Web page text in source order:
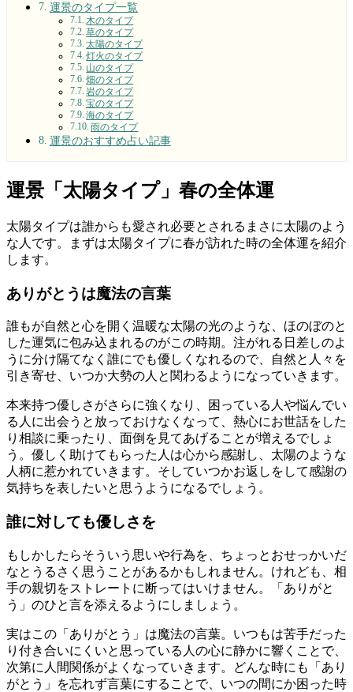
運景のタイプ一覧
木のタイプ
草のタイプ
太陽のタイプ
灯火のタイプ
山のタイプ
畑のタイプ
岩のタイプ
宝のタイプ
海のタイプ
雨のタイプ
運景のおすすめ占い記事
運景「太陽タイプ」春の全体運
太陽タイプは誰からも愛され必要とされるまさに太陽のよう
な人です。まずは太陽タイプに春が訪れた時の全体運を紹介
します。
ありがとうは魔法の言葉
誰もが自然と心を開く温暖な太陽の光のような、ほのぼのと
した運気に包み込まれるのがこの時期。注がれる日差しのよ
うに分け隔てなく誰にでも優しくなれるので、自然と人々を
引き寄せ、いつか大勢の人と関わるようになっていきます。
本来持つ優しさがさらに強くなり、困っている人や悩んでい
る人に出会うと放っておけなくなって、熱心にお世話をした
り相談に乗ったり、面倒を見てあげることが増えるでしょ
う。優しく助けてもらった人は心から感謝し、太陽のような
人柄に惹かれていきます。そしていつかお返しをして感謝の
気持ちを表したいと思うようになるでしょう。
誰に対しても優しさを
もしかしたらそういう思いや行為を、ちょっとおせっかいだ
なとうるさく思うことがあるかもしれません。けれども、相
手の親切をストレートに断ってはいけません。「ありがと
う」のひと言を添えるようにしましょう。
実はこの「ありがとう」は魔法の言葉。いつもは苦手だった
り付き合いにくいと思っている人の心に静かに響くことで、
次第に人間関係がよくなっていきます。どんな時にも「あり
がとう」を忘れず言葉にすることで、いつの間にか困った時